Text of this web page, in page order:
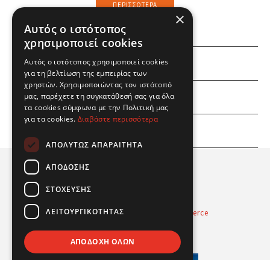
ΠΕΡΙΣΣΌΤΕΡΑ
ΕΜΕΙΣ
ΕΣΕΙΣ
Powered byRadicode
nopCommerce
×
Αυτός ο ιστότοπος
χρησιμοποιεί cookies
Αυτός ο ιστότοπος χρησιμοποιεί cookies
για τη βελτίωση της εμπειρίας των
χρηστών. Χρησιμοποιώντας τον ιστότοπό
μας, παρέχετε τη συγκατάθεσή σας για όλα
τα cookies σύμφωνα με την Πολιτική μας
για τα cookies. Διαβάστε περισσότερα
ΑΠΟΛΎΤΩΣ ΑΠΑΡΑΊΤΗΤΑ
ΑΠΌΔΟΣΗΣ
ΣΤΌΧΕΥΣΗΣ
ΛΕΙΤΟΥΡΓΙΚΌΤΗΤΑΣ
ΑΠΟΔΟΧΉ ΌΛΩΝ